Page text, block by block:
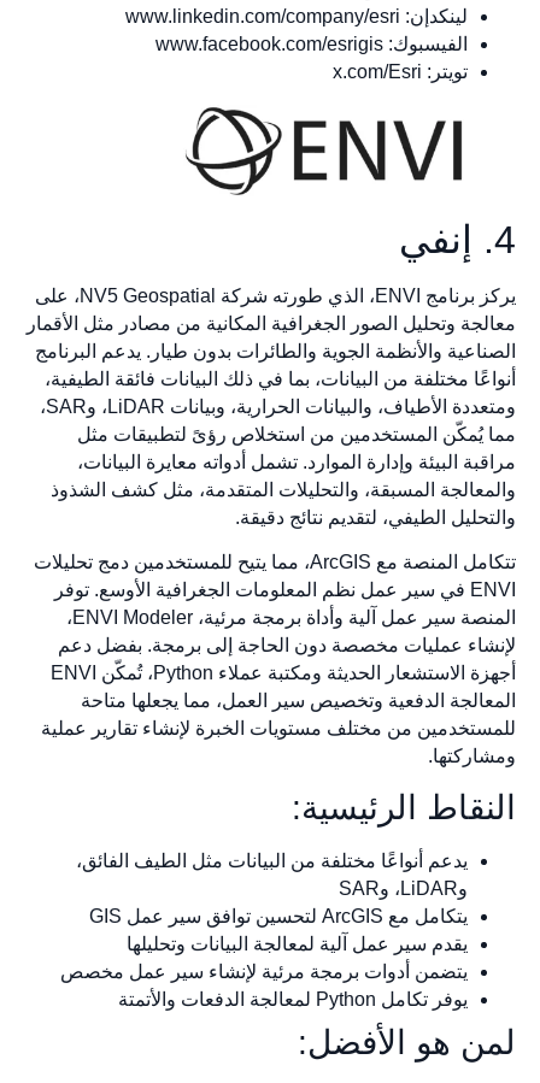
لينكدإن: www.linkedin.com/company/esri
الفيسبوك: www.facebook.com/esrigis
تويتر: x.com/Esri
4. إنفي
يركز برنامج ENVI، الذي طورته شركة NV5 Geospatial، على
معالجة وتحليل الصور الجغرافية المكانية من مصادر مثل الأقمار
الصناعية والأنظمة الجوية والطائرات بدون طيار. يدعم البرنامج
أنواعًا مختلفة من البيانات، بما في ذلك البيانات فائقة الطيفية،
ومتعددة الأطياف، والبيانات الحرارية، وبيانات LiDAR، وSAR،
مما يُمكّن المستخدمين من استخلاص رؤىً لتطبيقات مثل
مراقبة البيئة وإدارة الموارد. تشمل أدواته معايرة البيانات،
والمعالجة المسبقة، والتحليلات المتقدمة، مثل كشف الشذوذ
والتحليل الطيفي، لتقديم نتائج دقيقة.
تتكامل المنصة مع ArcGIS، مما يتيح للمستخدمين دمج تحليلات
ENVI في سير عمل نظم المعلومات الجغرافية الأوسع. توفر
المنصة سير عمل آلية وأداة برمجة مرئية، ENVI Modeler،
لإنشاء عمليات مخصصة دون الحاجة إلى برمجة. بفضل دعم
أجهزة الاستشعار الحديثة ومكتبة عملاء Python، تُمكّن ENVI
المعالجة الدفعية وتخصيص سير العمل، مما يجعلها متاحة
للمستخدمين من مختلف مستويات الخبرة لإنشاء تقارير عملية
ومشاركتها.
النقاط الرئيسية:
يدعم أنواعًا مختلفة من البيانات مثل الطيف الفائق،
وLiDAR، وSAR
يتكامل مع ArcGIS لتحسين توافق سير عمل GIS
يقدم سير عمل آلية لمعالجة البيانات وتحليلها
يتضمن أدوات برمجة مرئية لإنشاء سير عمل مخصص
يوفر تكامل Python لمعالجة الدفعات والأتمتة
لمن هو الأفضل: